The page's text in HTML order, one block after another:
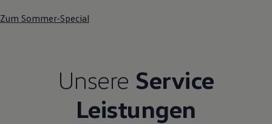
Gesellschaft
Natur
Fahrzeugabholung ab Werk
Zum Sommer-Special
Unsere Service
Leistungen